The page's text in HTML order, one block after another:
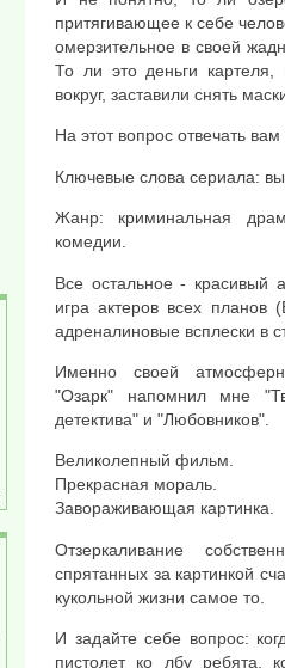
притягивающее к себе
омерзительное в своей
То ли это деньги
вокруг, заставили снять
На этот вопрос отвечать
Ключевые слова сериала:
Жанр: криминальная
комедии.
Все остальное - красивый
игра актеров всех
адреналиновые всплески в
Именно своей
"Озарк" напомнил мне
детектива" и "Любовников".
Великолепный фильм.
Прекрасная мораль.
Завораживающая картинка.
Отзеркаливание
спрятанных за картинкой
кукольной жизни самое то.
И задайте себе вопрос:
пистолет ко лбу ребята,